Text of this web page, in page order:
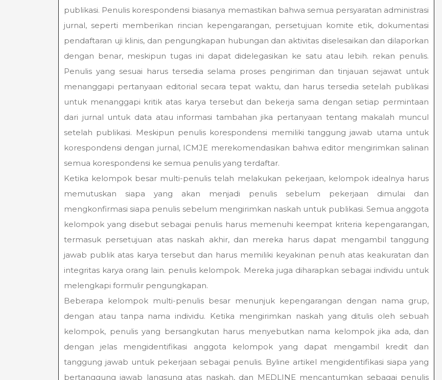
publikasi. Penulis korespondensi biasanya memastikan bahwa semua persyaratan administrasi
jurnal, seperti memberikan rincian kepengarangan, persetujuan komite etik, dokumentasi
pendaftaran uji klinis, dan pengungkapan hubungan dan aktivitas diselesaikan dan dilaporkan
dengan benar, meskipun tugas ini dapat didelegasikan ke satu atau lebih. rekan penulis.
Penulis yang sesuai harus tersedia selama proses pengiriman dan tinjauan sejawat untuk
menanggapi pertanyaan editorial secara tepat waktu, dan harus tersedia setelah publikasi
untuk menanggapi kritik atas karya tersebut dan bekerja sama dengan setiap permintaan
dari jurnal untuk data atau informasi tambahan jika pertanyaan tentang makalah muncul
setelah publikasi. Meskipun penulis korespondensi memiliki tanggung jawab utama untuk
korespondensi dengan jurnal, ICMJE merekomendasikan bahwa editor mengirimkan salinan
semua korespondensi ke semua penulis yang terdaftar.
Ketika kelompok besar multi-penulis telah melakukan pekerjaan, kelompok idealnya harus
memutuskan siapa yang akan menjadi penulis sebelum pekerjaan dimulai dan
mengkonfirmasi siapa penulis sebelum mengirimkan naskah untuk publikasi. Semua anggota
kelompok yang disebut sebagai penulis harus memenuhi keempat kriteria kepengarangan,
termasuk persetujuan atas naskah akhir, dan mereka harus dapat mengambil tanggung
jawab publik atas karya tersebut dan harus memiliki keyakinan penuh atas keakuratan dan
integritas karya orang lain. penulis kelompok. Mereka juga diharapkan sebagai individu untuk
melengkapi formulir pengungkapan.
Beberapa kelompok multi-penulis besar menunjuk kepengarangan dengan nama grup,
dengan atau tanpa nama individu. Ketika mengirimkan naskah yang ditulis oleh sebuah
kelompok, penulis yang bersangkutan harus menyebutkan nama kelompok jika ada, dan
dengan jelas mengidentifikasi anggota kelompok yang dapat mengambil kredit dan
tanggung jawab untuk pekerjaan sebagai penulis. Byline artikel mengidentifikasi siapa yang
bertanggung jawab langsung atas naskah, dan MEDLINE mencantumkan sebagai penulis